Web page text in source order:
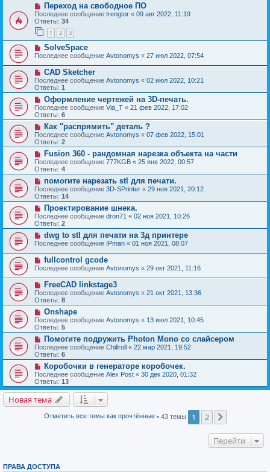
Переход на свободное ПО
Последнее сообщение trengtor « 09 авг 2022, 11:19
Ответы: 34
1 2 3
SolveSpace
Последнее сообщение Avtonomys « 27 июл 2022, 07:54
CAD Sketcher
Последнее сообщение Avtonomys « 02 июл 2022, 10:21
Ответы: 1
Оформление чертежей на 3D-печать.
Последнее сообщение Via_T « 21 фев 2022, 17:02
Ответы: 6
Как "распрямить" деталь ?
Последнее сообщение Avtonomys « 07 фев 2022, 15:01
Ответы: 2
Fusion 360 - рандомная нарезка объекта на части
Последнее сообщение 777KGB « 25 янв 2022, 00:57
Ответы: 4
помогите нарезать stl для печати.
Последнее сообщение 3D-SPrinter « 29 ноя 2021, 20:12
Ответы: 14
Проектирование шнека.
Последнее сообщение dron71 « 02 ноя 2021, 10:26
Ответы: 2
dwg to stl для печати на 3д принтере
Последнее сообщение IPman « 01 ноя 2021, 08:07
fullcontrol gcode
Последнее сообщение Avtonomys « 29 окт 2021, 11:16
FreeCAD linkstage3
Последнее сообщение Avtonomys « 21 окт 2021, 13:36
Ответы: 8
Onshape
Последнее сообщение Avtonomys « 13 июл 2021, 10:45
Ответы: 5
Помогите подружить Photon Mono со слайсером
Последнее сообщение Chillroll « 22 мар 2021, 19:52
Ответы: 6
Коробочки в генераторе коробочек.
Последнее сообщение Alex Post « 30 дек 2020, 01:32
Ответы: 13
Новая тема
Отметить все темы как прочтённые• 43 темы 1 2
Перейти
ПРАВА ДОСТУПА